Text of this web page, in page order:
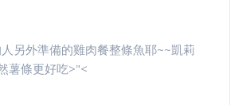
另外準備的雞肉餐整條魚耶~~凱莉
薯條更好吃>"<